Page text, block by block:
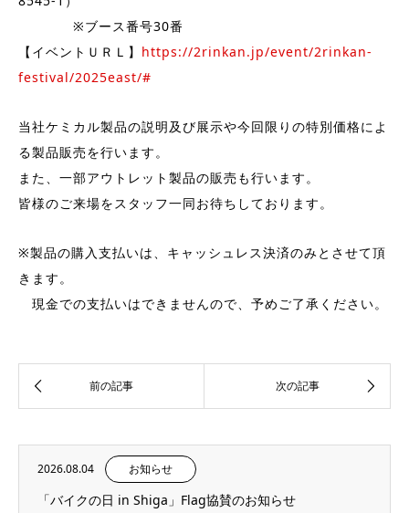
※ブース番号30番
【イベントＵＲＬ】 https://2rinkan.jp/event/2rinkan-
festival/2025east/#
当社ケミカル製品の説明及び展示や今回限りの特別価格によ
る製品販売を行います。
また、一部アウトレット製品の販売も行います。
皆様のご来場をスタッフ一同お待ちしております。
※製品の購入支払いは、キャッシュレス決済のみとさせて頂
きます。
現金での支払いはできませんので、予めご了承ください。
2026.08.04 お知らせ
「バイクの日 in Shiga」Flag協賛のお知らせ